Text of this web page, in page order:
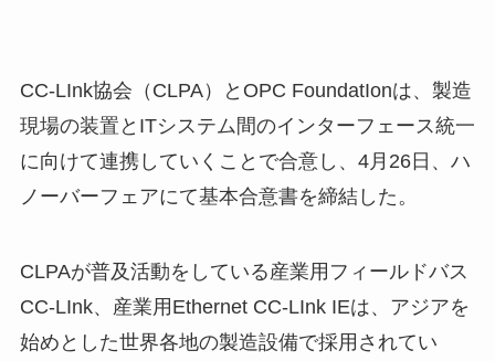
CC-LInk協会（CLPA）とOPC FoundatIonは、製造
現場の装置とITシステム間のインターフェース統一
に向けて連携していくことで合意し、4月26日、ハ
ノーバーフェアにて基本合意書を締結した。
CLPAが普及活動をしている産業用フィールドバス
CC-LInk、産業用Ethernet CC-LInk IEは、アジアを
始めとした世界各地の製造設備で採用されてい